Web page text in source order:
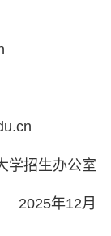
学招生办公室
2025年12月